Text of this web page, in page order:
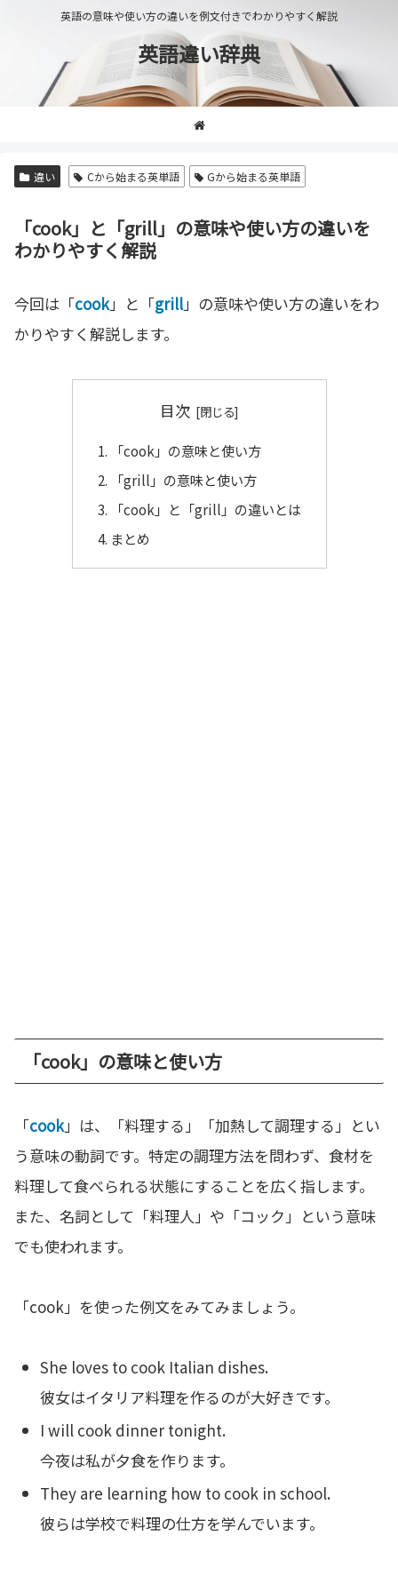
英語の意味や使い方の違いを例文付きでわかりやすく解説
英語違い辞典
違い Cから始まる英単語 Gから始まる英単語
「cook」と「grill」の意味や使い方の違いを
わかりやすく解説
今回は「cook」と「grill」の意味や使い方の違いをわ
かりやすく解説します。
目次
「cook」の意味と使い方
「grill」の意味と使い方
「cook」と「grill」の違いとは
まとめ
「cook」の意味と使い方
「cook」は、「料理する」「加熱して調理する」とい
う意味の動詞です。特定の調理方法を問わず、食材を
料理して食べられる状態にすることを広く指します。
また、名詞として「料理人」や「コック」という意味
でも使われます。
「cook」を使った例文をみてみましょう。
She loves to cook Italian dishes.
彼女はイタリア料理を作るのが大好きです。
I will cook dinner tonight.
今夜は私が夕食を作ります。
They are learning how to cook in school.
彼らは学校で料理の仕方を学んでいます。